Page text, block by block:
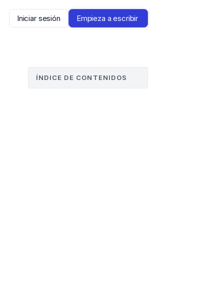
Iniciar sesión Empieza a escribir
ÍNDICE DE CONTENIDOS